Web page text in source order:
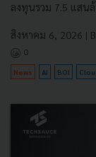
ลงทุนรวม 7.5 แสน
สิงหาคม 6, 2026 |
0
News AI BOI